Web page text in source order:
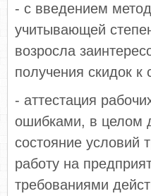
- с введением
учитывающей
возросла
получения скидок
- аттестация
ошибками, в целом
состояние условий
работу на
требованиями